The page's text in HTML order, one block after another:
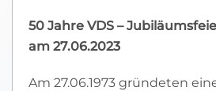
50 Jahre VDS –
am 27.06.2023
Am 27.06.1973 gründeten